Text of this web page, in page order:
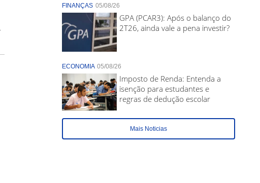
FINANÇAS 05/08/26
GPA (PCAR3): Após o balanço do
2T26, ainda vale a pena investir?
ECONOMIA 05/08/26
Imposto de Renda: Entenda a
isenção para estudantes e
regras de dedução escolar
Mais Noticias